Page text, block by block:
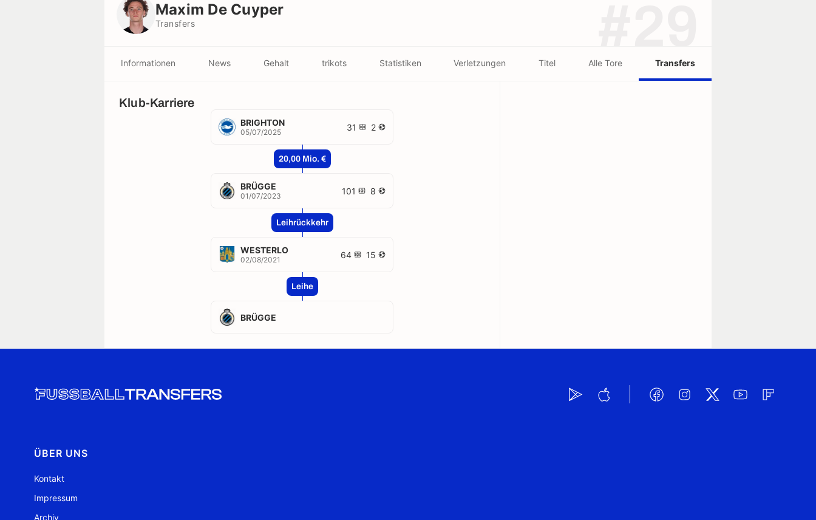
Maxim De Cuyper
Transfers
Informationen News Gehalt trikots Statistiken Verletzungen Titel Alle Tore Transfers
Klub-Karriere
BRIGHTON
05/07/2025 31 2
20,00 Mio. €
BRÜGGE
01/07/2023 101 8
Leihrückkehr
WESTERLO
02/08/2021 64 15
Leihe
BRÜGGE
ÜBER UNS
Kontakt
Impressum
Archiv